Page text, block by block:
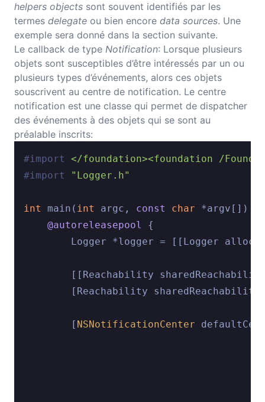
helpers objects sont souvent identifiés par les
termes delegate ou bien encore data sources. Une
exemple sera donné dans la section suivante.
Le callback de type Notification: Lorsque plusieurs
objets sont susceptibles d’être intéressés par un ou
plusieurs types d’événements, alors ces objets
souscrivent au centre de notification. Le centre
notification est une classe qui permet de dispatcher
des événements à des objets qui se sont au
préalable inscrits:
#import </foundation><foundation /
#import
"Logger.h"
int main( int argc, const char *argv[]) {
@autoreleasepool
{
Logger *logger = [[Logger alloc]
[[Reachability
[Reachability
        [
NSNotificationCenter